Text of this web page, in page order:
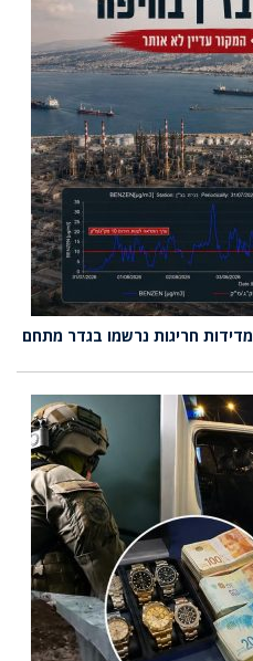
הבנזן שוב מעל הקו האדום: 130 מדידות חריגות נרשמו בגדר מתחם